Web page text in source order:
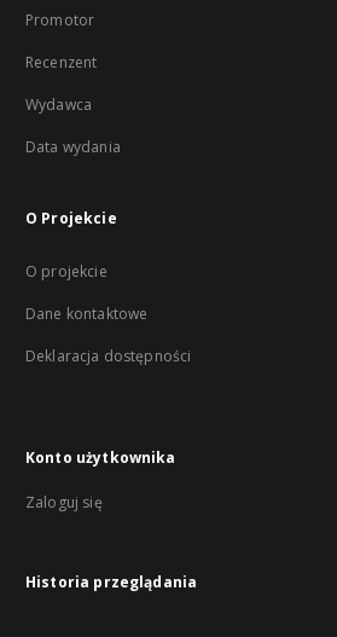
Promotor
Recenzent
Wydawca
Data wydania
O Projekcie
O projekcie
Dane kontaktowe
Deklaracja dostępności
Konto użytkownika
Zaloguj się
Historia przeglądania